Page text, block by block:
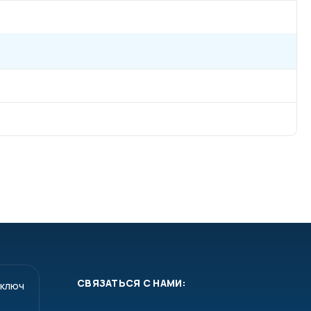
СВЯЗАТЬСЯ С НАМИ: